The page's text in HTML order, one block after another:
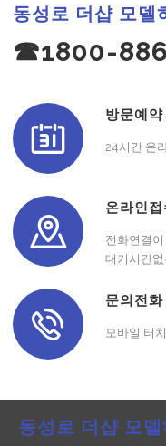
동성로 더샵 모델
☎1800-
방문예약
24시간 온
온라인접
전화연결
대기시간
문의전화
모바일 터
동성로 더샵 모